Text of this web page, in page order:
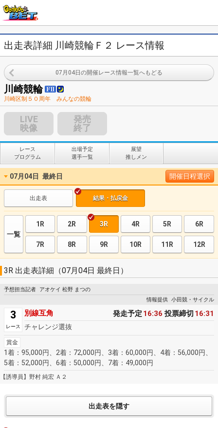
出走表詳細 川崎競輪Ｆ２ レース情報
07月04日の開催レース情報一覧へもどる
川崎競輪
川崎区制５０周年 みんなの競輪
LIVE
映像
発売
終了
レース
プログラム
出場予定
選手一覧
展望
推しメン
07月04日 最終日 開催日程選択
出走表 結果・払戻金
一覧
1R 2R 3R 4R 5R 6R
7R 8R 9R 10R 11R 12R
3R 出走表詳細（07月04日 最終日）
予想担当記者
アオケイ 松野 まつの
情報提供 小田競・サイクル
3
レース
別線互角 発走予定 16:36 投票締切 16:31
チャレンジ選抜
賞金
1着：95,000円、2着：72,000円、3着：60,000円、4着：56,000円、
5着：52,000円、6着：50,000円、7着：49,000円
【誘導員】野村 純宏 Ａ２